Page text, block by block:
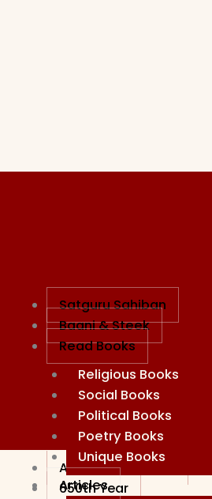
Satguru Sahiban
Baani & Steek
Read Books
Religious Books
Social Books
Political Books
Poetry Books
Unique Books
Articles
Ambedar: A Vision
650th Year